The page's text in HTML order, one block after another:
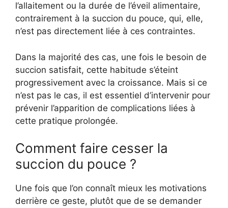
l’allaitement ou la durée de l’éveil alimentaire,
contrairement à la succion du pouce, qui, elle,
n’est pas directement liée à ces contraintes.
Dans la majorité des cas, une fois le besoin de
succion satisfait, cette habitude s’éteint
progressivement avec la croissance. Mais si ce
n’est pas le cas, il est essentiel d’intervenir pour
prévenir l’apparition de complications liées à
cette pratique prolongée.
Comment faire cesser la
succion du pouce ?
Une fois que l’on connaît mieux les motivations
derrière ce geste, plutôt que de se demander